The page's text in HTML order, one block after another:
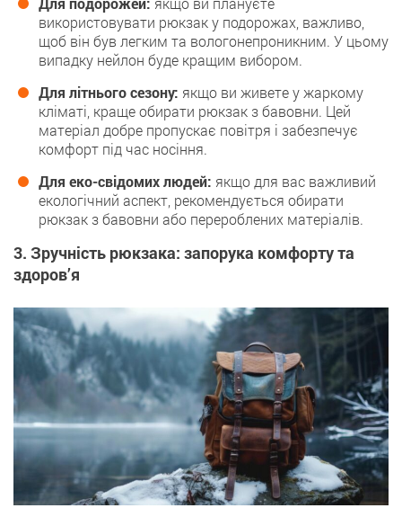
використовувати рюкзак у подорожах, важливо,
щоб він був легким та вологонепроникним. У цьому
випадку нейлон буде кращим вибором.
Для літнього сезону: якщо ви живете у жаркому
кліматі, краще обирати рюкзак з бавовни. Цей
матеріал добре пропускає повітря і забезпечує
комфорт під час носіння.
Для еко-свідомих людей: якщо для вас важливий
екологічний аспект, рекомендується обирати
рюкзак з бавовни або перероблених матеріалів.
3. Зручність рюкзака: запорука комфорту та
здоров’я